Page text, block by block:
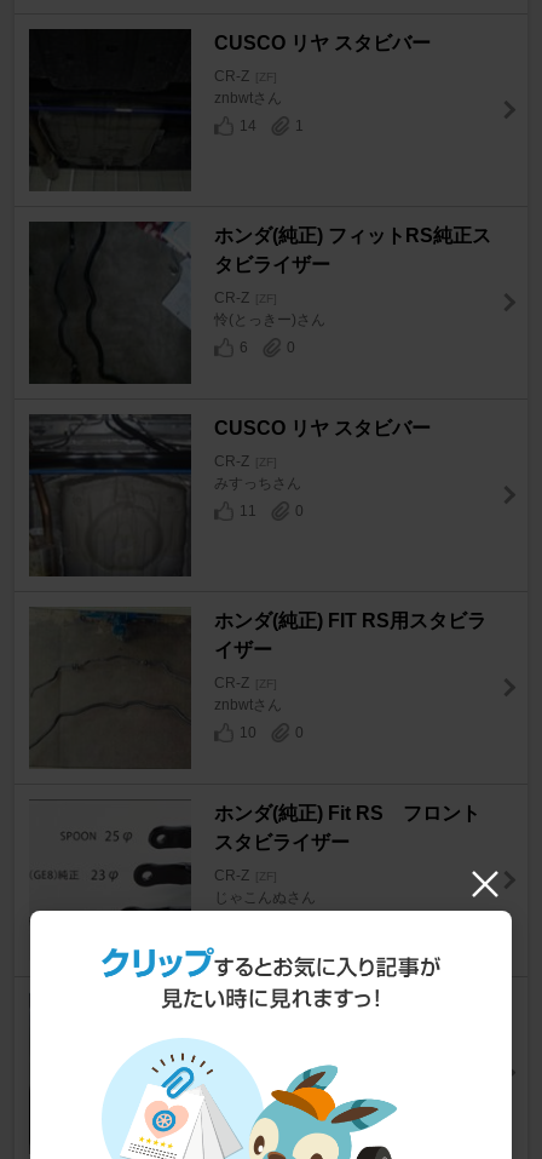
CUSCO リヤ スタビバー
CR-Z [ZF]
znbwtさん
14
1
ホンダ(純正) フィットRS純正ス
タビライザー
CR-Z [ZF]
怜(とっきー)さん
6
0
CUSCO リヤ スタビバー
CR-Z [ZF]
みすっちさん
11
0
ホンダ(純正) FIT RS用スタビラ
イザー
CR-Z [ZF]
znbwtさん
10
0
ホンダ(純正) Fit RS フロント
スタビライザー
CR-Z [ZF]
じゃこんぬさん
ダイソー 車用ネッククッション
ポム爺さん